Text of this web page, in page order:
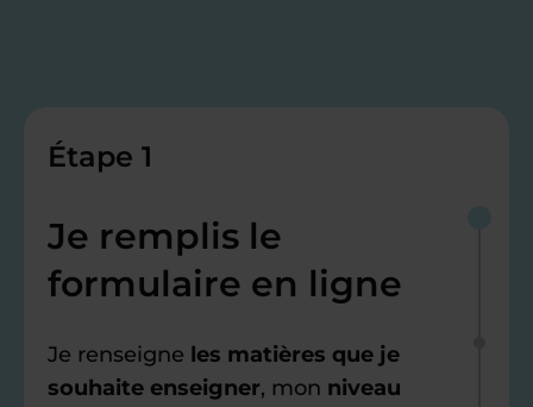
Étape 1
Je remplis le
formulaire en ligne
Je renseigne les matières que je
souhaite enseigner, mon niveau